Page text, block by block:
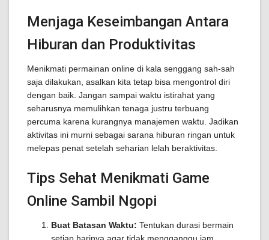
Menjaga Keseimbangan Antara
Hiburan dan Produktivitas
Menikmati permainan online di kala senggang sah-sah
saja dilakukan, asalkan kita tetap bisa mengontrol diri
dengan baik. Jangan sampai waktu istirahat yang
seharusnya memulihkan tenaga justru terbuang
percuma karena kurangnya manajemen waktu. Jadikan
aktivitas ini murni sebagai sarana hiburan ringan untuk
melepas penat setelah seharian lelah beraktivitas.
Tips Sehat Menikmati Game
Online Sambil Ngopi
Buat Batasan Waktu: Tentukan durasi bermain